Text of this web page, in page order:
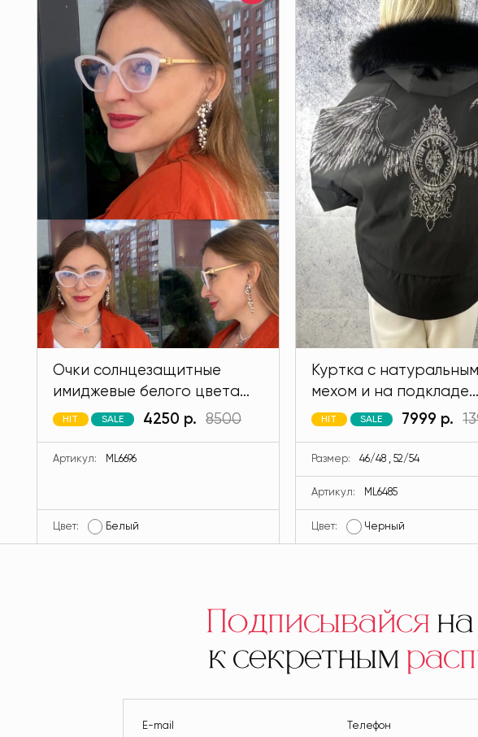
Очки солнцезащитные
имиджевые белого цвета
MODLAV ML6696-1
HIT SALE 4250 р. 8500
Артикул: ML6696
Цвет: Белый
Куртка с натуральным
мехом и на подкладе
кролик черного цвета
HIT SALE 7999 р.
Размер: 46/48 , 52/54
Артикул: ML6485
Цвет: Черный
Подписывайся
к секретным
E-mail Телефон